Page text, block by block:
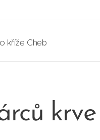
kříže Cheb